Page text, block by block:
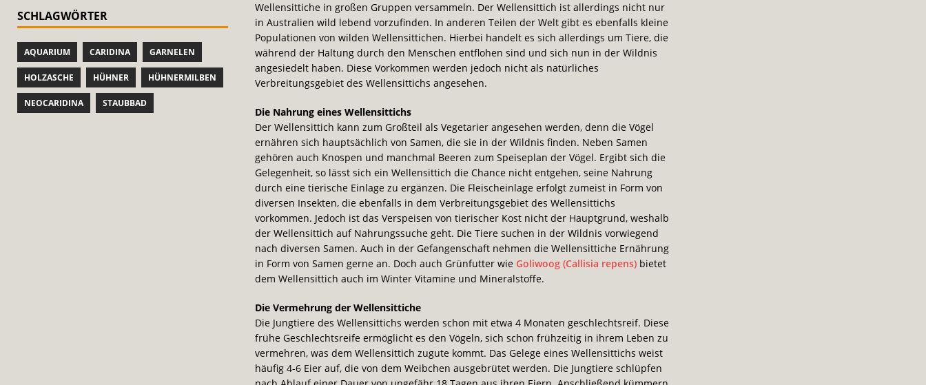
Wellensittiche in großen Gruppen versammeln. Der Wellensittich ist allerdings nicht nur
in Australien wild lebend vorzufinden. In anderen Teilen der Welt gibt es ebenfalls kleine
Populationen von wilden Wellensittichen. Hierbei handelt es sich allerdings um Tiere, die
während der Haltung durch den Menschen entflohen sind und sich nun in der Wildnis
angesiedelt haben. Diese Vorkommen werden jedoch nicht als natürliches
Verbreitungsgebiet des Wellensittichs angesehen.
Die Nahrung eines Wellensittichs
Der Wellensittich kann zum Großteil als Vegetarier angesehen werden, denn die Vögel
ernähren sich hauptsächlich von Samen, die sie in der Wildnis finden. Neben Samen
gehören auch Knospen und manchmal Beeren zum Speiseplan der Vögel. Ergibt sich die
Gelegenheit, so lässt sich ein Wellensittich die Chance nicht entgehen, seine Nahrung
durch eine tierische Einlage zu ergänzen. Die Fleischeinlage erfolgt zumeist in Form von
diversen Insekten, die ebenfalls in dem Verbreitungsgebiet des Wellensittichs
vorkommen. Jedoch ist das Verspeisen von tierischer Kost nicht der Hauptgrund, weshalb
der Wellensittich auf Nahrungssuche geht. Die Tiere suchen in der Wildnis vorwiegend
nach diversen Samen. Auch in der Gefangenschaft nehmen die Wellensittiche Ernährung
in Form von Samen gerne an. Doch auch Grünfutter wie Goliwoog (Callisia repens)bietet
dem Wellensittich auch im Winter Vitamine und Mineralstoffe.
Die Vermehrung der Wellensittiche
Die Jungtiere des Wellensittichs werden schon mit etwa 4 Monaten geschlechtsreif. Diese
frühe Geschlechtsreife ermöglicht es den Vögeln, sich schon frühzeitig in ihrem Leben zu
vermehren, was dem Wellensittich zugute kommt. Das Gelege eines Wellensittichs weist
häufig 4-6 Eier auf, die von dem Weibchen ausgebrütet werden. Die Jungtiere schlüpfen
SCHLAGWÖRTER
AQUARIUM CARIDINA GARNELEN
HOLZASCHE HÜHNER HÜHNERMILBEN
NEOCARIDINA STAUBBAD